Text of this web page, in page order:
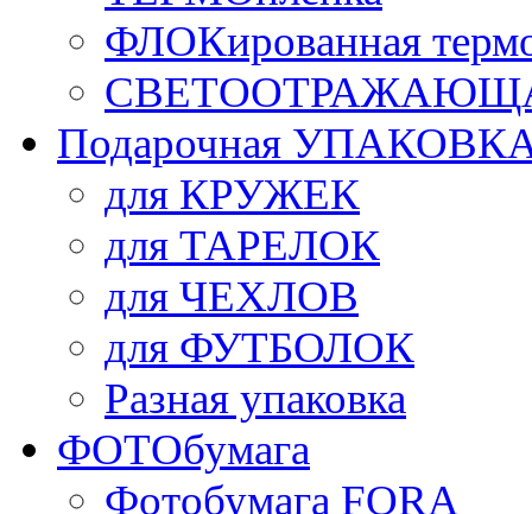
ФЛОКированная
Подарочная
для КРУЖЕК
для ТАРЕЛОК
для ЧЕХЛОВ
для ФУТБОЛОК
Разная упаковка
ФОТОбумага
Фотобумага FORA